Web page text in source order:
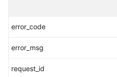
error_code
error_msg
request_id